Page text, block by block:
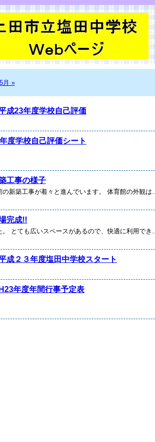
月 »
成23年度学校自己評価
度学校自己評価シート
工事の様子
新築工事が着々と進んでいます。 体育館の外観は...
完成!!
とても広いスペースがあるので、快適に利用でき...
成２３年度塩田中学校スタート
H23年度年間行事予定表